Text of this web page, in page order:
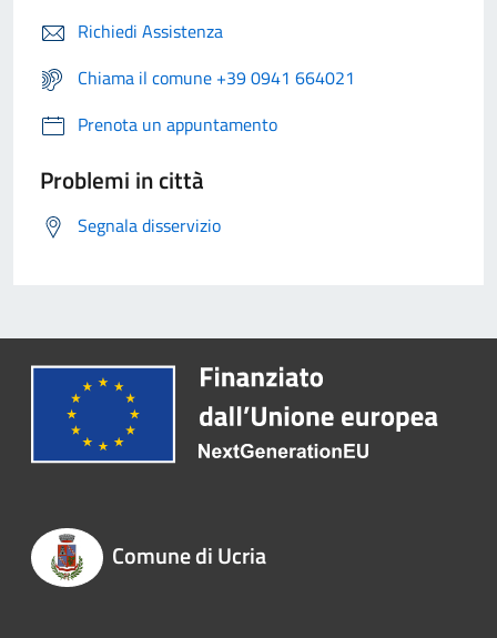
Richiedi Assistenza
Chiama il comune +39 0941 664021
Prenota un appuntamento
Problemi in città
Segnala disservizio
Comune di Ucria